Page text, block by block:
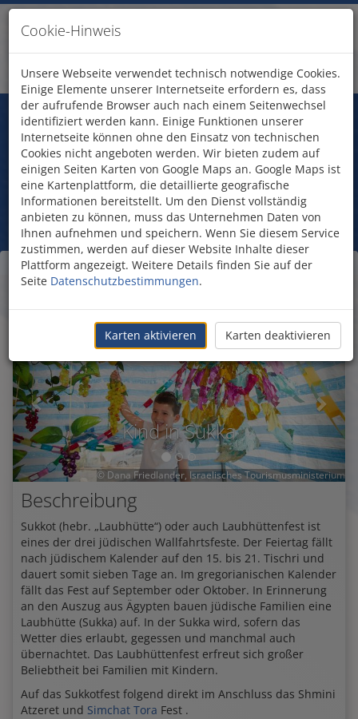
Sukkot
(Laubhüttenfest)
Fragen?
Treten Sie mit uns in Kontakt!
Sukkot (Laubhüttenfest)
© Dana Friedlander, Israelisches Tourismusministerium
Kind in Sukka
Beschreibung
Sukkot (hebr. „Laubhütte“) oder auch Laubhüttenfest ist
eines der drei jüdischen Wallfahrtsfeste. Der Feiertag fällt
nach jüdischem Kalender auf den 15. bis 21. Tischri und
dauert somit sieben Tage an. Im gregorianischen Kalender
fällt das Fest auf September oder Oktober. In Erinnerung
an den Auszug aus Ägypten bauen jüdische Familien eine
Laubhütte (Sukka) auf. In der Sukka wird, sofern das
Wetter dies erlaubt, gegessen und manchmal auch
übernachtet. Das Laubhüttenfest erfreut sich großer
Beliebtheit bei Familien mit Kindern.
Auf das Sukkotfest folgend direkt im Anschluss das Shmini
Atzeret und Simchat Tora Fest .
Cookie-Hinweis
Unsere Webseite verwendet technisch notwendige Cookies.
Einige Elemente unserer Internetseite erfordern es, dass
der aufrufende Browser auch nach einem Seitenwechsel
identifiziert werden kann. Einige Funktionen unserer
Internetseite können ohne den Einsatz von technischen
Cookies nicht angeboten werden. Wir bieten zudem auf
einigen Seiten Karten von Google Maps an. Google Maps ist
eine Kartenplattform, die detaillierte geografische
Informationen bereitstellt. Um den Dienst vollständig
anbieten zu können, muss das Unternehmen Daten von
Ihnen aufnehmen und speichern. Wenn Sie diesem Service
zustimmen, werden auf dieser Website Inhalte dieser
Plattform angezeigt. Weitere Details finden Sie auf der
Seite Datenschutzbestimmungen.
Karten deaktivieren
Karten aktivieren